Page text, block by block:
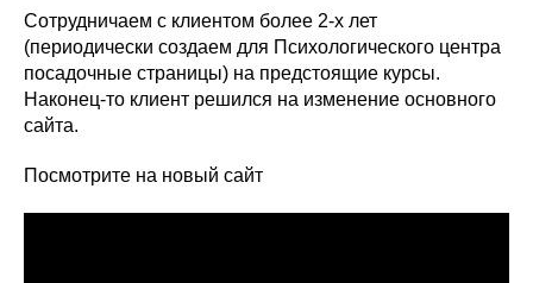
Сотрудничаем с клиентом более 2-х лет
(периодически создаем для Психологического центра
посадочные страницы) на предстоящие курсы.
Наконец-то клиент решился на изменение основного
сайта.
Посмотрите на новый сайт